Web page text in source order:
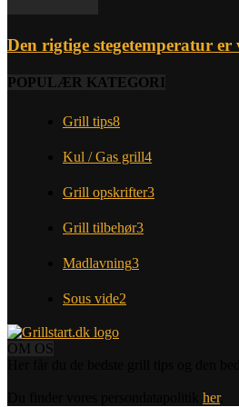
Den rigtige stegetemperatur
POPULÆR KATEGORI
Grill tips8
Kul / Gas grill4
Grill opskrifter3
Grill tilbehør3
Madlavning3
Sous vide2
OM OS
her.